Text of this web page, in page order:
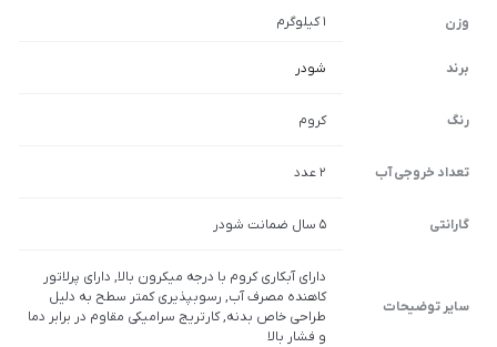
وزن 1 کیلوگرم
برند شودر
رنگ کروم
تعداد خروجی آب 2 عدد
گارانتی 5 سال ضمانت شودر
سایر توضیحات
دارای آبکاری کروم با درجه میکرون بالا, دارای پرلاتور
کاهنده مصرف آب, رسوب­پذیری کم­تر سطح به دلیل
طراحی خاص بدنه, کارتریج سرامیکی مقاوم در برابر دما
و فشار بالا